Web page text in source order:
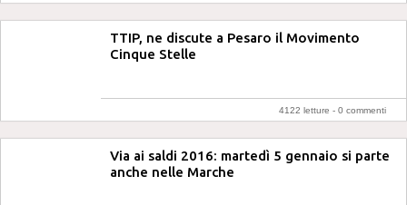
TTIP, ne discute a Pesaro il Movimento
Cinque Stelle
4122 letture - 0 commenti
Via ai saldi 2016: martedì 5 gennaio si parte
anche nelle Marche